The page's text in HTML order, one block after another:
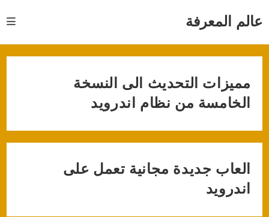
عالم المعرفة
مميزات التحديث الى النسخة
الخامسة من نظام اندرويد
العاب جديدة مجانية تعمل على
اندرويد